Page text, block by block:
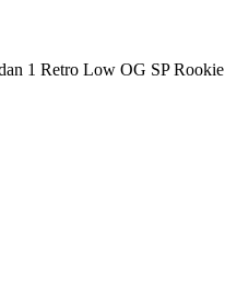
1 Retro Low OG SP Rookie